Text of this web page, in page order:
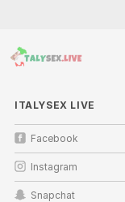
ITALYSEX LIVE
Facebook
Instagram
Snapchat